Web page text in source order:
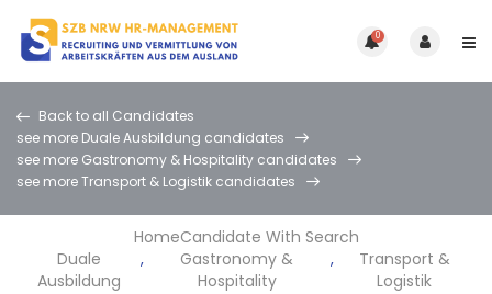
0
Back to all Candidates
see more Duale Ausbildung candidates
see more Gastronomy & Hospitality candidates
see more Transport & Logistik candidates
HomeCandidate With Search
Duale
Ausbildung
,
Gastronomy &
Hospitality
,
Transport &
Logistik